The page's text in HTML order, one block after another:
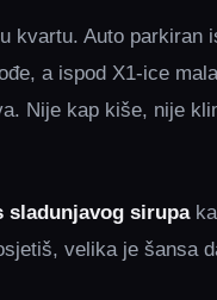
kvartu. Auto parkiran
a ispod X1-ice
Nije kap kiše, nije
sladunjavog sirupa
velika je šansa